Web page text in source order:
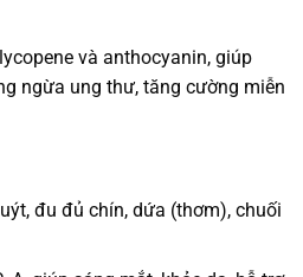
và anthocyanin, giúp
ngừa ung thư, tăng cường miễn
đu đủ chín, dứa (thơm), chuối